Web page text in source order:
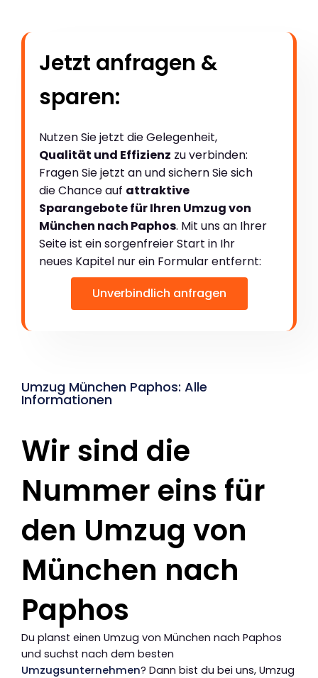
Jetzt anfragen &
sparen:
Nutzen Sie jetzt die Gelegenheit,
Qualität und Effizienz zu verbinden:
Fragen Sie jetzt an und sichern Sie sich
die Chance auf attraktive
Sparangebote für Ihren Umzug von
München nach Paphos. Mit uns an Ihrer
Seite ist ein sorgenfreier Start in Ihr
neues Kapitel nur ein Formular entfernt:
Unverbindlich anfragen
Umzug München Paphos: Alle
Informationen
Wir sind die
Nummer eins für
den Umzug von
München nach
Paphos
Du planst einen Umzug von München nach Paphos
und suchst nach dem besten
Umzugsunternehmen? Dann bist du bei uns, Umzug